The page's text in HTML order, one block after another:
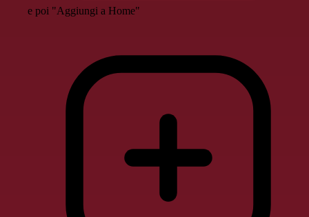
e poi "Aggiungi a Home"